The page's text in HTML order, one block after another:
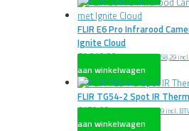
FLIR E6 Pro Infrarood
Ignite Cloud
€1.949,00 excl. BTW€2.358,29
aan winkelwagen
FLIR TG54-2 Spot IR
€179,00 excl. BTW€216,59 incl.
aan winkelwagen